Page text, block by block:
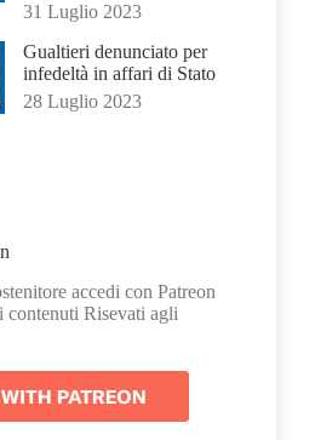
31 Luglio 2023
Gualtieri denunciato per
infedeltà in affari di Stato
28 Luglio 2023
accedi con Patreon
contenuti Risevati agli